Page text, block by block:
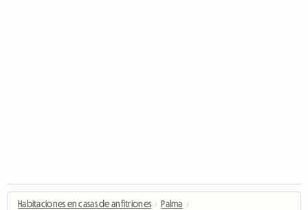
Habitaciones en casas de anfitriones › Palma ›